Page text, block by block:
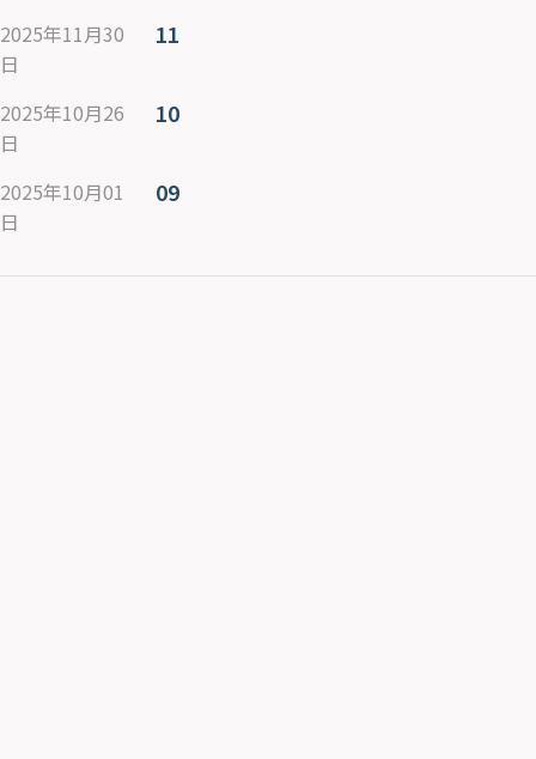
2025年11月30
日
11
2025年10月26
日
10
2025年10月01
日
09